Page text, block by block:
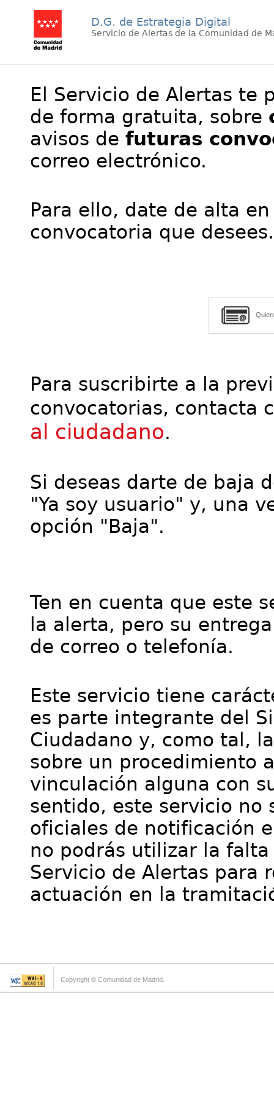
D.G. de Estrategia Digital
Servicio de Alertas de la Comunidad de
El Servicio de Alertas te
de forma gratuita, sobre
avisos de futuras
correo electrónico.
Para ello, date de alta
convocatoria que desees.
Para suscribirte a la
convocatorias, contacta
al ciudadano.
Si deseas darte de baja
"Ya soy usuario" y, una
opción "Baja".
Ten en cuenta que este
la alerta, pero su
de correo o telefonía.
Este servicio tiene
es parte integrante del
Ciudadano y, como tal,
sobre un procedimiento
vinculación alguna con
sentido, este servicio no
oficiales de notificación
no podrás utilizar la
Servicio de Alertas para
actuación en la
Copyright © Comunidad de Madrid.